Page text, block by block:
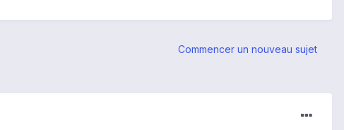
Commencer un nouveau sujet